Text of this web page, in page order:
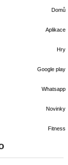
Domů
Aplikace
Hry
Google play
Whatsapp
Novinky
Fitness